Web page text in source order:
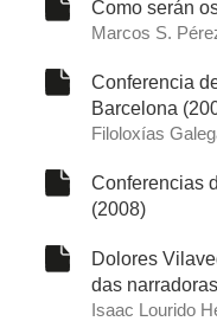
Como serán
Marcos S.
Conferencia
Barcelona
Filoloxías
Conferencias
(2008)
Dolores
das
Isaac Lourido